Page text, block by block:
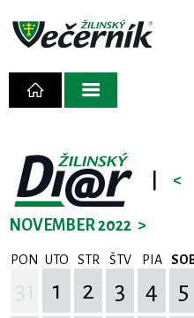
<
NOVEMBER 2022 >
PON UTO STR ŠTV PIA
1 2 3 4 5